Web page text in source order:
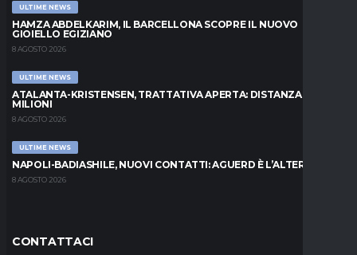
ULTIME NEWS
HAMZA ABDELKARIM, IL BARCELLONA SCOPRE IL NUOVO
GIOIELLO EGIZIANO
8 AGOSTO 2026
ULTIME NEWS
ATALANTA-KRISTENSEN, TRATTATIVA APERTA: DISTANZA DI 5
MILIONI
8 AGOSTO 2026
ULTIME NEWS
NAPOLI-BADIASHILE, NUOVI CONTATTI: AGUERD È L’ALTERNATIVA
8 AGOSTO 2026
CONTATTACI